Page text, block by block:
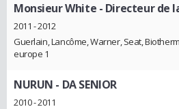
Monsieur White - Directeur de
2011 - 2012
Guerlain, Lancôme, Warner, Seat,
europe 1
NURUN - DA SENIOR
2010 - 2011